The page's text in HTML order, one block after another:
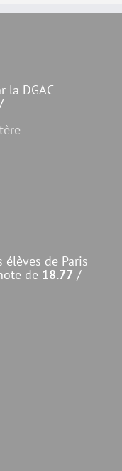
la DGAC
élèves de Paris
de 18.77 /